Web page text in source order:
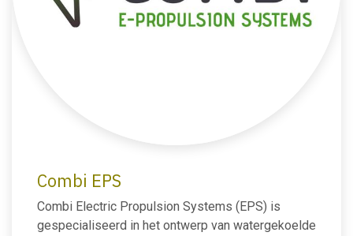
Combi EPS
Combi Electric Propulsion Systems (EPS) is
gespecialiseerd in het ontwerp van watergekoelde